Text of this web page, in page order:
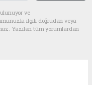
ve
ilgili doğrudan veya
Yazılan tüm yorumlardan